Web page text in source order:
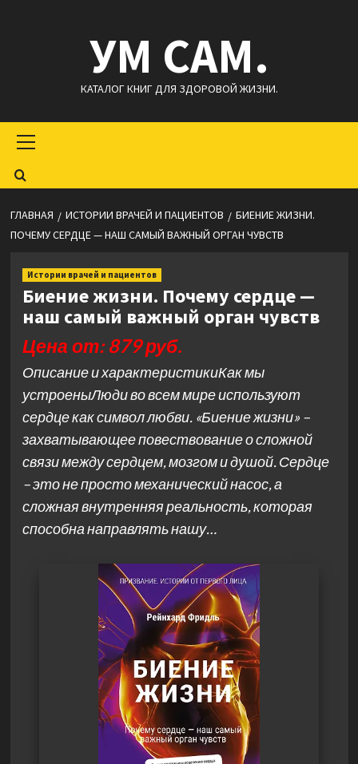
УМ САМ.
КАТАЛОГ КНИГ ДЛЯ ЗДОРОВОЙ ЖИЗНИ.
меню
ГЛАВНАЯ ИСТОРИИ ВРАЧЕЙ И ПАЦИЕНТОВ
БИЕНИЕ ЖИЗНИ.
ПОЧЕМУ СЕРДЦЕ — НАШ САМЫЙ ВАЖНЫЙ ОРГАН ЧУВСТВ
Истории врачей и пациентов
Биение жизни. Почему сердце —
наш самый важный орган чувств
Цена от: 879 руб.
Описание и характеристикиКак мы
устроеныЛюди во всем мире используют
сердце как символ любви. «Биение жизни» –
захватывающее повествование о сложной
связи между сердцем, мозгом и душой. Сердце
– это не просто механический насос, а
сложная внутренняя реальность, которая
способна направлять нашу…